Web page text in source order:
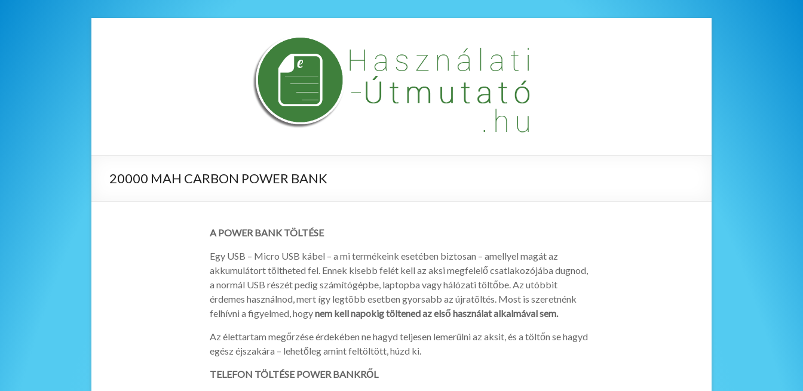
20000 MAH CARBON POWER BANK
A POWER BANK TÖLTÉSE
Egy USB – Micro USB kábel – a mi termékeink esetében biztosan – amellyel magát az
akkumulátort töltheted fel. Ennek kisebb felét kell az aksi megfelelő csatlakozójába dugnod,
a normál USB részét pedig számítógépbe, laptopba vagy hálózati töltőbe. Az utóbbit
érdemes használnod, mert így legtöbb esetben gyorsabb az újratöltés. Most is szeretnénk
felhívni a figyelmed, hogynem kell napokig töltened az első használat alkalmával sem.
Az élettartam megőrzése érdekében ne hagyd teljesen lemerülni az aksit, és a töltőn se hagyd
egész éjszakára – lehetőleg amint feltöltött, húzd ki.
TELEFON TÖLTÉSE POWER BANKRŐL